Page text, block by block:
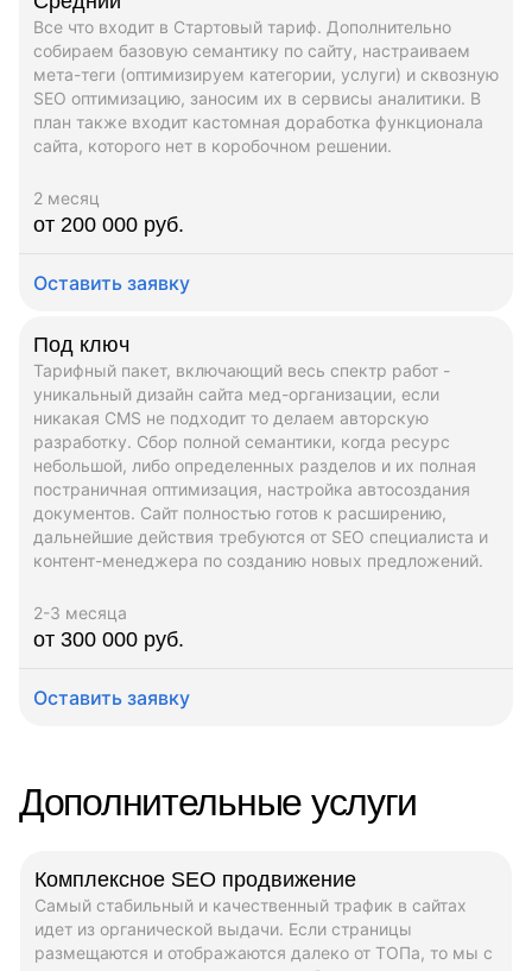
Все что входит в Стартовый тариф. Дополнительно
собираем базовую семантику по сайту, настраиваем
мета-теги (оптимизируем категории, услуги) и сквозную
SEO оптимизацию, заносим их в сервисы аналитики. В
план также входит кастомная доработка функционала
сайта, которого нет в коробочном решении.
2 месяц
от 200 000 руб.
Оставить заявку
Под ключ
Тарифный пакет, включающий весь спектр работ -
уникальный дизайн сайта мед-организации, если
никакая CMS не подходит то делаем авторскую
разработку. Сбор полной семантики, когда ресурс
небольшой, либо определенных разделов и их полная
постраничная оптимизация, настройка автосоздания
документов. Сайт полностью готов к расширению,
дальнейшие действия требуются от SEO специалиста и
контент-менеджера по созданию новых предложений.
2-3 месяца
от 300 000 руб.
Оставить заявку
Дополнительные услуги
Комплексное SEO продвижение
Самый стабильный и качественный трафик в сайтах
идет из органической выдачи. Если страницы
размещаются и отображаются далеко от ТОПа, то мы с